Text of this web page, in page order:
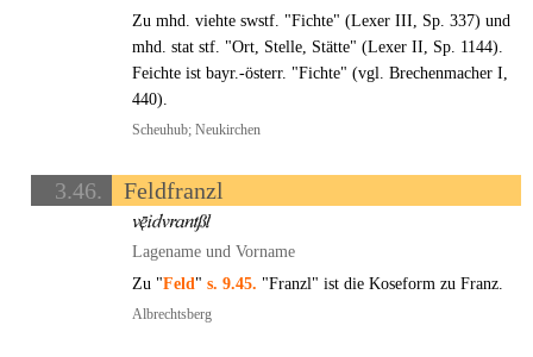
Zu mhd. viehte swstf. "Fichte" (Lexer III, Sp. 337) und
mhd. stat stf. "Ort, Stelle, Stätte" (Lexer II, Sp. 1144).
Feichte ist bayr.-österr. "Fichte" (vgl. Brechenmacher I,
440).
Scheuhub; Neukirchen
3.46. Feldfranzl
Lagename und Vorname
Zu "Feld"s. 9.45. "Franzl" ist die Koseform zu Franz.
Albrechtsberg